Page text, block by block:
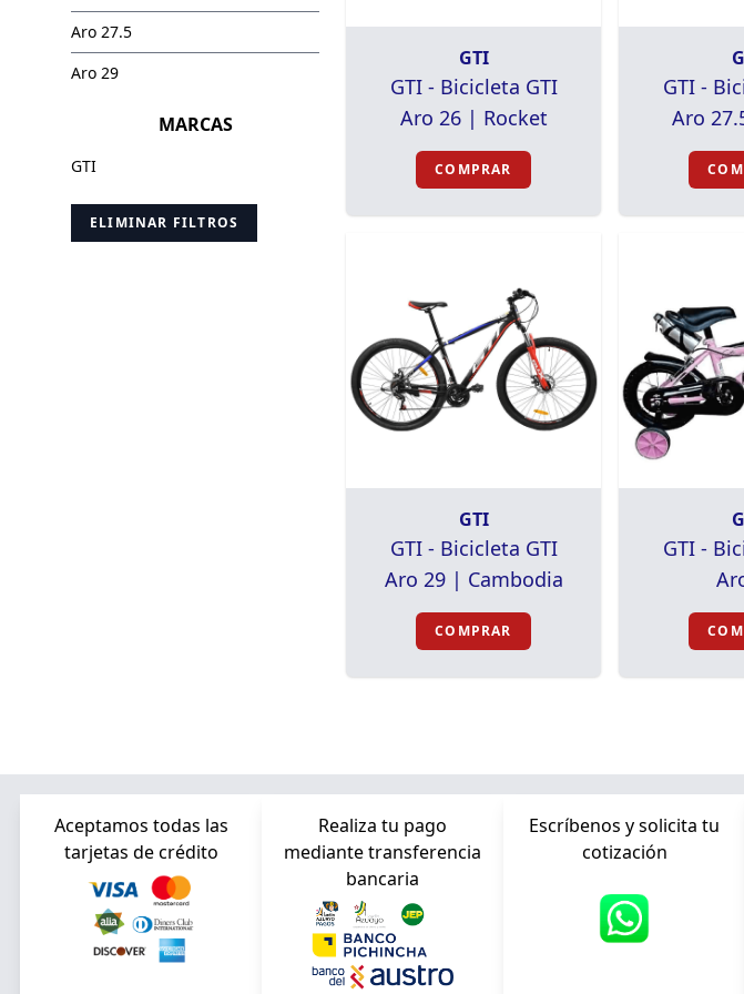
Aro 27.5
Aro 29
MARCAS
GTI
ELIMINAR FILTROS
GTI
GTI - Bicicleta GTI
Aro 26 | Rocket
COMPRAR
GTI -
Aro
GTI
GTI - Bicicleta GTI
Aro 29 | Cambodia
COMPRAR
GTI -
Aceptamos todas las
tarjetas de crédito
Realiza tu pago
mediante transferencia
bancaria
Escríbenos y solicita tu
cotización